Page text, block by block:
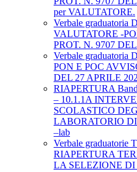
per VALUTATORE.
Verbale graduatoria
VALUTATORE -
PROT. N. 9707
Verbale graduatoria
PON E POC
DEL 27 APRILE
RIAPERTURA
– 10.1.1A
SCOLASTICO
LABORATORIO
–lab
Verbale
RIAPERTURA
LA SELEZIONE DI